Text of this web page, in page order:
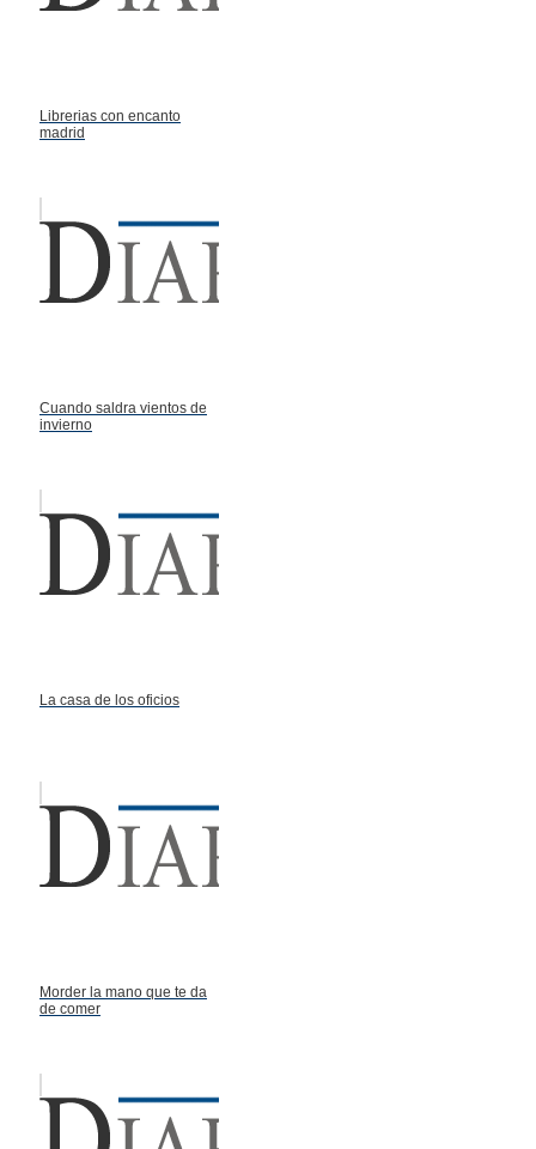
Librerias con encanto
madrid
Cuando saldra vientos de
invierno
La casa de los oficios
Morder la mano que te da
de comer